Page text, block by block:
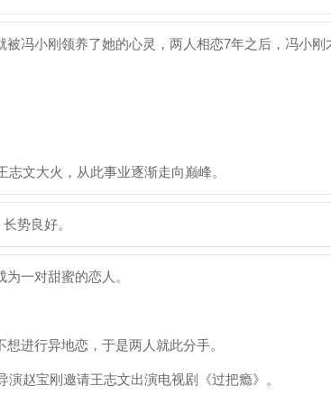
冯小刚领养了她的心灵，两人相恋7年之后，冯小刚
文大火，从此事业逐渐走向巅峰。
势良好。
一对甜蜜的恋人。
进行异地恋，于是两人就此分手。
赵宝刚邀请王志文出演电视剧《过把瘾》。